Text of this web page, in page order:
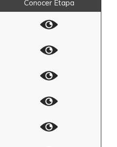
Conocer Etapa